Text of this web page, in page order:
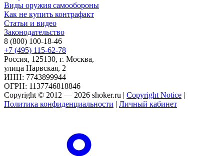
Виды оружия самообороны
Как не купить контрафакт
Статьи и видео
Законодательство
8 (800) 100-18-46
+7 (495) 115-62-78
Россия, 125130, г. Москва,
улица Нарвская, 2
ИНН: 7743899944
ОГРН: 1137746818846
Copyright © 2012 — 2026 shoker.ru | Copyright Notice |
Политика конфиденциальности | Личный кабинет